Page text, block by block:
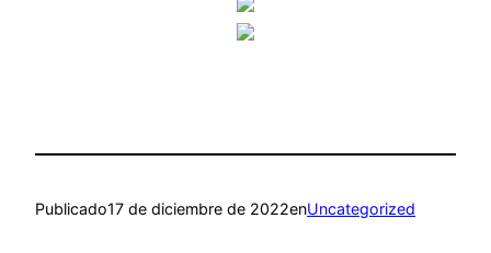
Publicado17 de diciembre de 2022enUncategorized